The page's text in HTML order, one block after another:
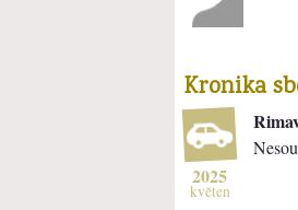
Kronika
2025
květen